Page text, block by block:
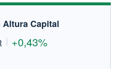
FORUM
Altura Capital
+0,43%